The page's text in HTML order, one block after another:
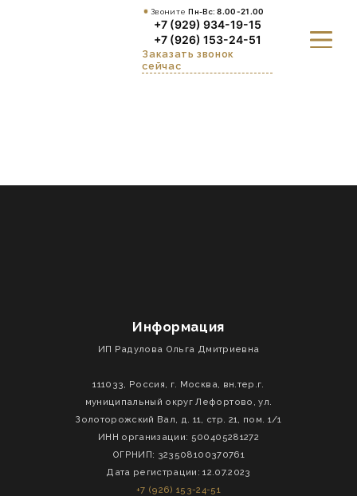
ЗвонитеПн-Вс:8.00-21.00
+7 (929) 934-19-15
+7 (926) 153-24-51
Заказать звонок
сейчас
ВЫЗВАТЬ ДИЗАЙНЕРА
Информация
ИП Радулова Ольга Дмитриевна
111033, Россия, г. Москва, вн.тер.г.
муниципальный округ Лефортово, ул.
Золоторожский Вал, д. 11, стр. 21, пом. 1/1
ИНН организации: 500405281272
ОГРНИП: 323508100370761
Дата регистрации: 12.07.2023
+7 (926) 153-24-51